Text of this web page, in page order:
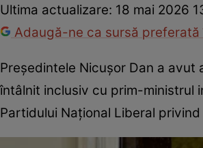
Ultima actualizare: 18 mai 2026
Adaugă-ne ca sursă preferată
Președintele Nicuşor Dan a
întâlnit inclusiv cu prim-ministrul
Partidului Național Liberal